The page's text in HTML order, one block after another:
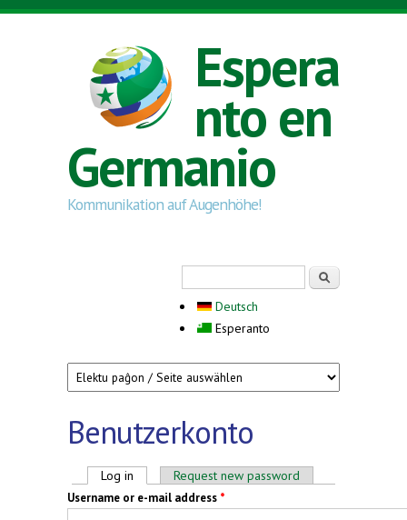
Skip to main content
Espera
nto en
Germanio
Kommunikation auf Augenhöhe!
Deutsch
Esperanto
Benutzerkonto
Primary tabs
Log in (active tab)Request new password
Username or e-mail address *